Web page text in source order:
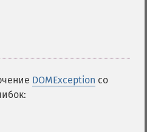
DOMException со